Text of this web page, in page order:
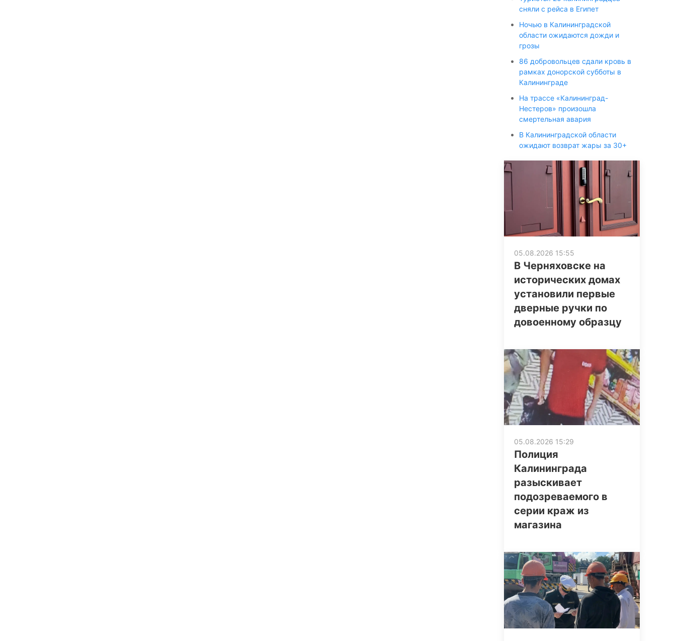
сняли с рейса в Египет
Ночью в Калининградской
области ожидаются дожди и
грозы
86 добровольцев сдали кровь в
рамках донорской субботы в
Калининграде
На трассе «Калининград-
Нестеров» произошла
смертельная авария
В Калининградской области
ожидают возврат жары за 30+
05.08.2026 15:55
В Черняховске на
исторических домах
установили первые
дверные ручки по
довоенному образцу
05.08.2026 15:29
Полиция
Калининграда
разыскивает
подозреваемого в
серии краж из
магазина